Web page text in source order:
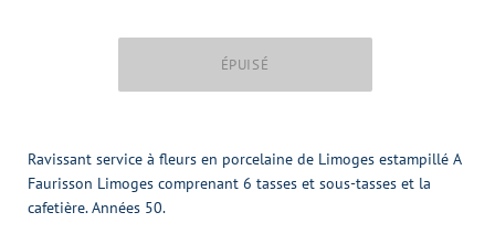
Ravissant service à fleurs en porcelaine de Limoges estampillé A
Faurisson Limoges comprenant 6 tasses et sous-tasses et la
cafetière. Années 50.